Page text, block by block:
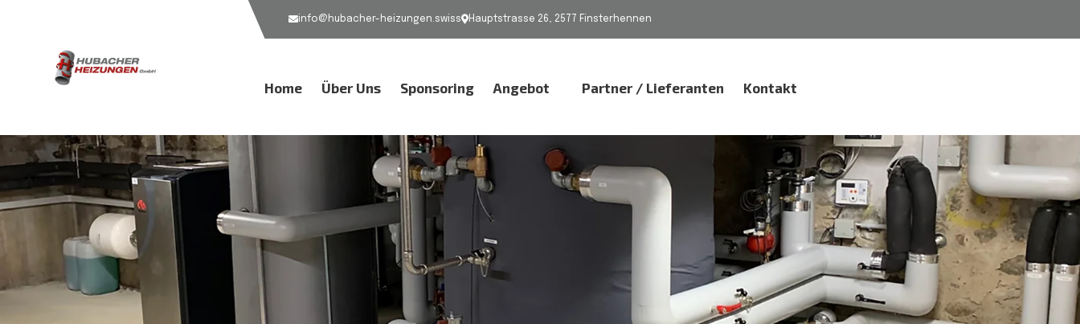
info@hubacher-heizungen.swiss Hauptstrasse 26, 2577 Finsterhennen
Home Über Uns Sponsoring Angebot Partner / Lieferanten Kontakt